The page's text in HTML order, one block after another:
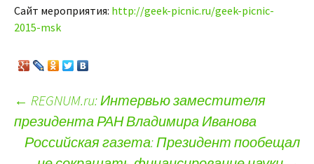
Сайт мероприятия: http://geek-picnic.ru/geek-picnic-
2015-msk
Навигация по записям
← REGNUM.ru: Интервью заместителя
президента РАН Владимира Иванова
Российская газета: Президент пообещал